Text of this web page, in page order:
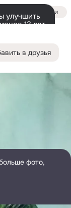
в друзья
Войти
улучшить
13 лет,
Ещё
фото,